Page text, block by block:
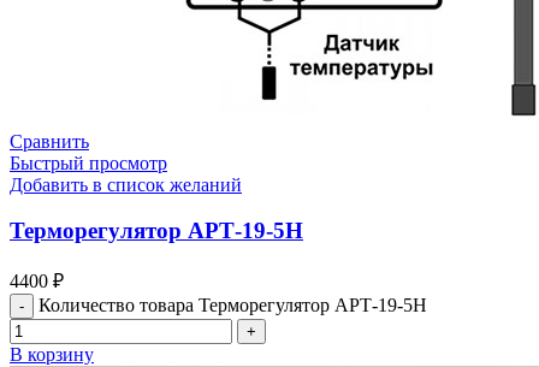
Сравнить
Быстрый просмотр
Добавить в список желаний
Терморегулятор АРТ-19-5Н
4400 ₽
Количество товара Терморегулятор АРТ-19-5Н
В корзину